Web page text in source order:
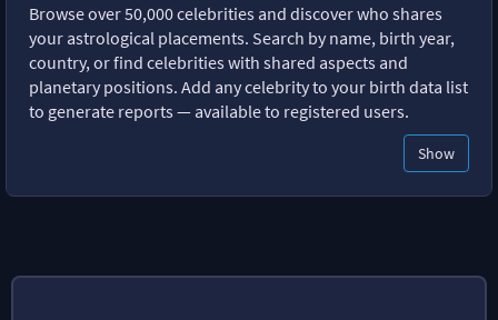
Browse over 50,000 celebrities and discover who shares
your astrological placements. Search by name, birth year,
country, or find celebrities with shared aspects and
planetary positions. Add any celebrity to your birth data list
to generate reports — available to registered users.
Show